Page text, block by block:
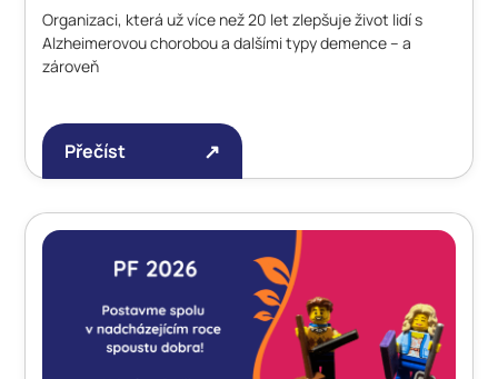
Organizaci, která už více než 20 let zlepšuje život lidí s
Alzheimerovou chorobou a dalšími typy demence – a
zároveň
Přečíst